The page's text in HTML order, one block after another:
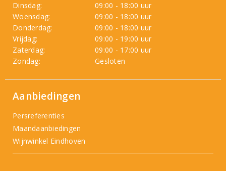
Dinsdag:
09:00 - 18:00 uur
Woensdag:
09:00 - 18:00 uur
Donderdag:
09:00 - 18:00 uur
Vrijdag:
09:00 - 19:00 uur
Zaterdag:
09:00 - 17:00 uur
Zondag:
Gesloten
Aanbiedingen
Persreferenties
Maandaanbiedingen
Wijnwinkel Eindhoven